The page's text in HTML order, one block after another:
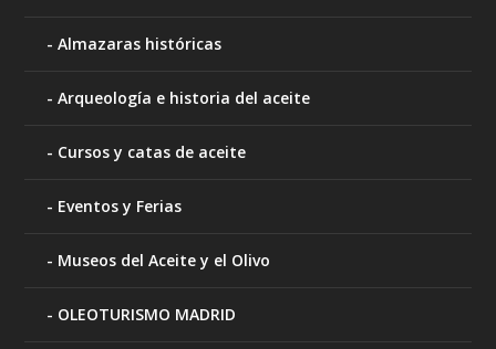
Almazaras históricas
Arqueología e historia del aceite
Cursos y catas de aceite
Eventos y Ferias
Museos del Aceite y el Olivo
OLEOTURISMO MADRID